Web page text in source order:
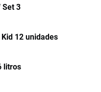
Set 3
12 unidades
litros